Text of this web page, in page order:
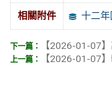
相關附件 十二
【2026-01-07】
【2026-01-07】